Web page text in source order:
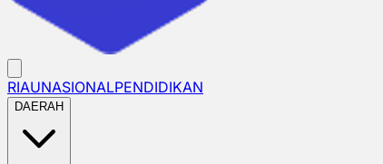
RIAUNASIONALPENDIDIKAN
DAERAH